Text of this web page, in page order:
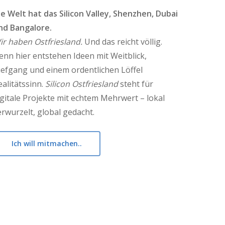
Welt hat das Silicon Valley, Shenzhen, Dubai
Bangalore.
haben Ostfriesland. Und das reicht völlig.
hier entstehen Ideen mit Weitblick,
und einem ordentlichen Löffel
Silicon Ostfrieslandsteht für
Projekte mit echtem Mehrwert – lokal
global gedacht.
Ich will mitmachen..